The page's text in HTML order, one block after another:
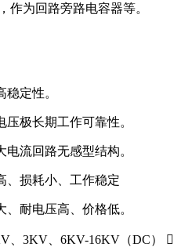
作为回路旁路电容器等。
定性。
极长期工作可靠性。
流回路无感型结构。
、损耗小、工作稳定
耐电压高、价格低。
、3KV、6KV-16KV（DC） 